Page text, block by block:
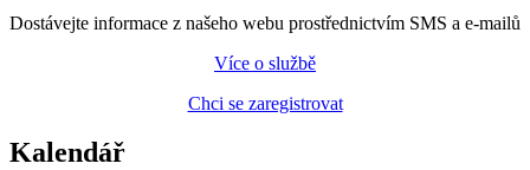
Dostávejte informace z našeho webu prostřednictvím SMS a e-mailů
Více o službě
Chci se zaregistrovat
Kalendář